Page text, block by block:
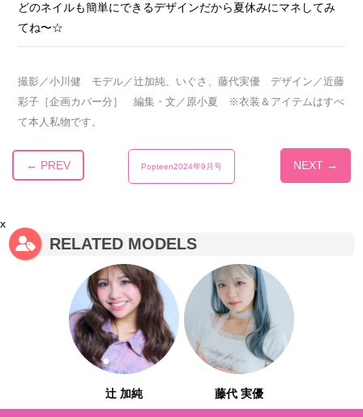
どのネイルも簡単にできるデザインだから夏休みにマネしてみ
てね〜☆
撮影／小川健 モデル／辻加純、いぐさ、藤代実優 デザイン／近藤
彩子［企画カバー分］ 編集・文／原小夏 ※衣装＆アイテムはすべ
て本人私物です。
← PREV Popteen2024年9月号 NEXT →
x
RELATED MODELS
辻 加純 藤代 実優